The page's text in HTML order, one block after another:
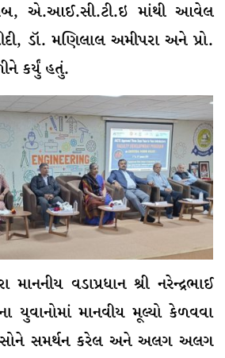
એ.આઈ.સી.ટી.ઇ માંથી આવેલ
ડૉ. મણિલાલ અમીપરા અને પ્રો.
કર્યું હતું.
માનનીય વડાપ્રધાન શ્રી નરેન્દ્રભાઈ
યુવાનોમાં માનવીય મૂલ્યો કેળવવા
સમર્થન કરેલ અને અલગ અલગ